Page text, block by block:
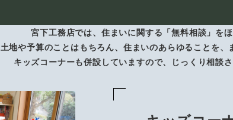
宮下工務店では、住まいに関する「無料相談」を
土地や予算のことはもちろん、住まいのあらゆることを、
キッズコーナーも併設していますので、じっくり相談